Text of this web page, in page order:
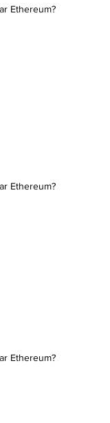
Ethereum?
Ethereum?
Ethereum?